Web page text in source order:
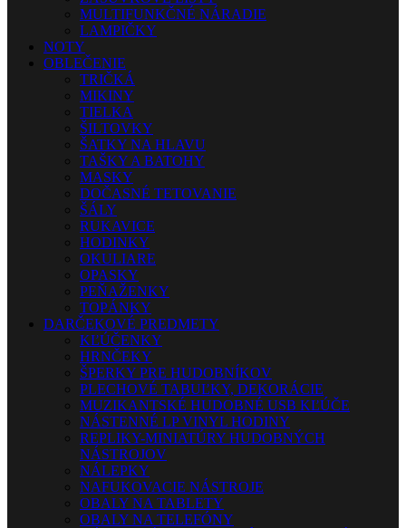
MULTIFUNKČNÉ NÁRADIE
LAMPIČKY
NOTY
OBLEČENIE
TRIČKÁ
MIKINY
TIELKA
ŠILTOVKY
ŠATKY NA HLAVU
TAŠKY A BATOHY
MASKY
DOČASNÉ TETOVANIE
ŠÁLY
RUKAVICE
HODINKY
OKULIARE
OPASKY
PEŇAŽENKY
TOPÁNKY
DARČEKOVÉ PREDMETY
KĽÚČENKY
HRNČEKY
ŠPERKY PRE HUDOBNÍKOV
PLECHOVÉ TABUĽKY, DEKORÁCIE
MUZIKANTSKÉ HUDOBNÉ USB KĽÚČE
NÁSTENNÉ LP VINYL HODINY
REPLIKY-MINIATÚRY HUDOBNÝCH
NÁSTROJOV
NÁLEPKY
NAFUKOVACIE NÁSTROJE
OBALY NA TABLETY
OBALY NA TELEFÓNY